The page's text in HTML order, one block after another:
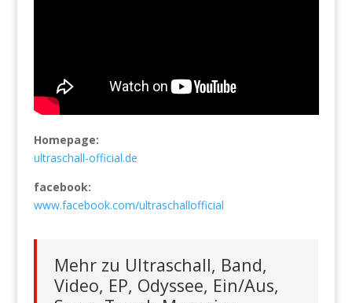
Homepage:
ultraschall-official.de
facebook:
www.facebook.com/ultraschallofficial
Mehr zu Ultraschall, Band,
Video, EP, Odyssee, Ein/Aus,